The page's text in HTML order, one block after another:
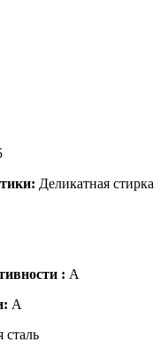
Деликатная стирка
: A
A